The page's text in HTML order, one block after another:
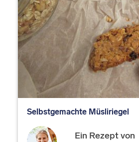
Selbstgemachte Müsliriegel
Ein Rezept von